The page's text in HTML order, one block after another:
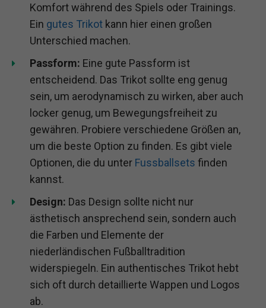
Komfort während des Spiels oder Trainings.
Ein gutes Trikot kann hier einen großen
Unterschied machen.
Passform: Eine gute Passform ist
entscheidend. Das Trikot sollte eng genug
sein, um aerodynamisch zu wirken, aber auch
locker genug, um Bewegungsfreiheit zu
gewähren. Probiere verschiedene Größen an,
um die beste Option zu finden. Es gibt viele
Optionen, die du unter Fussballsets finden
kannst.
Design: Das Design sollte nicht nur
ästhetisch ansprechend sein, sondern auch
die Farben und Elemente der
niederländischen Fußballtradition
widerspiegeln. Ein authentisches Trikot hebt
sich oft durch detaillierte Wappen und Logos
ab.